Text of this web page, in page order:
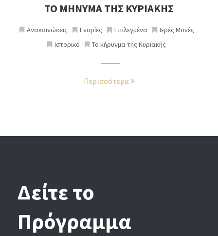
ΤΟ ΜΗΝΥΜΑ ΤΗΣ ΚΥΡΙΑΚΗΣ
Ανακοινώσεις Ενορίες Επιλεγμένα
Ιερές Μονές
Ιστορικό
Το κήρυγμα της Κυριακής
Περισσότερα
Δείτε το
Πρόγραμμα